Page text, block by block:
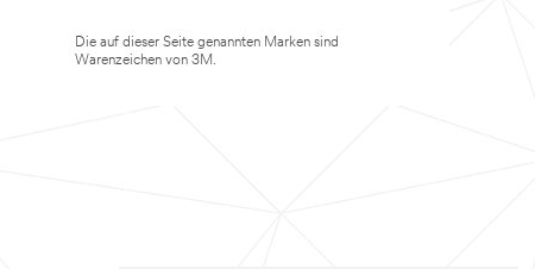
Die auf dieser Seite genannten Marken sind
Warenzeichen von 3M.